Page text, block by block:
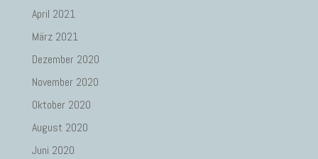
April 2021
März 2021
Dezember 2020
November 2020
Oktober 2020
August 2020
Juni 2020